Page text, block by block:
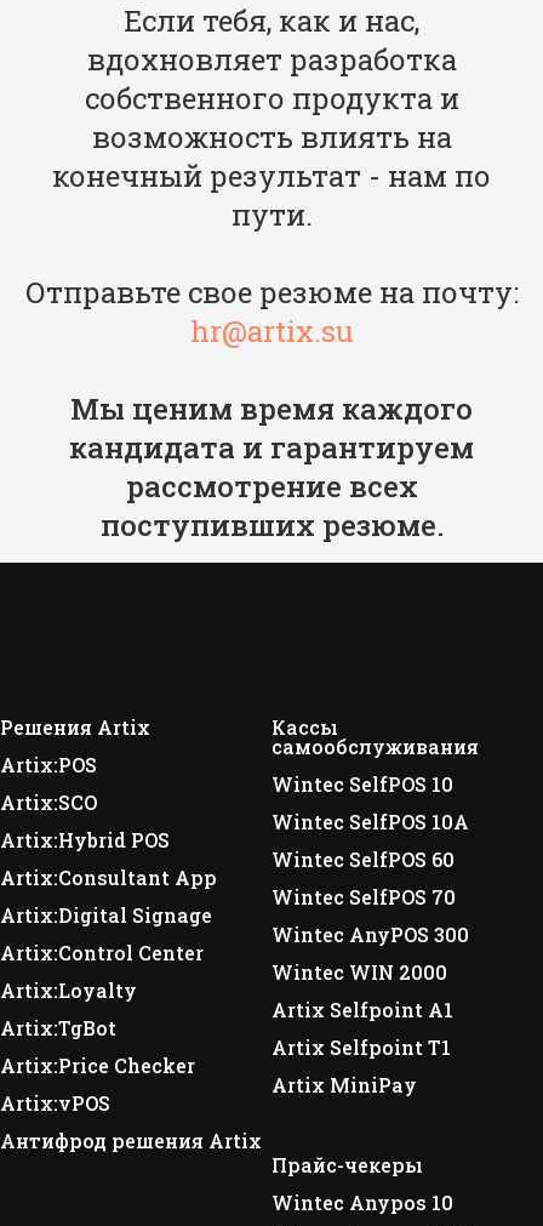
Если тебя, как и нас,
вдохновляет разработка
собственного продукта и
возможность влиять на
конечный результат - нам по
пути.
Отправьте свое резюме на почту:
hr@artix.su
Мы ценим время каждого
кандидата и гарантируем
рассмотрение всех
поступивших резюме.
Решения Artix
Artix:POS
Artix:SCO
Artix:Hybrid POS
Artix:Consultant App
Artix:Digital Signage
Artix:Control Center
Artix:Loyalty
Artix:TgBot
Artix:Price Checker
Artix:vPOS
Антифрод решения Artix
Кассы
самообслуживания
Wintec SelfPOS 10
Wintec SelfPOS 10A
Wintec SelfPOS 60
Wintec SelfPOS 70
Wintec AnyPOS 300
Wintec WIN 2000
Artix Selfpoint A1
Artix Selfpoint T1
Artix MiniPay
Прайс-чекеры
Wintec Anypos 10